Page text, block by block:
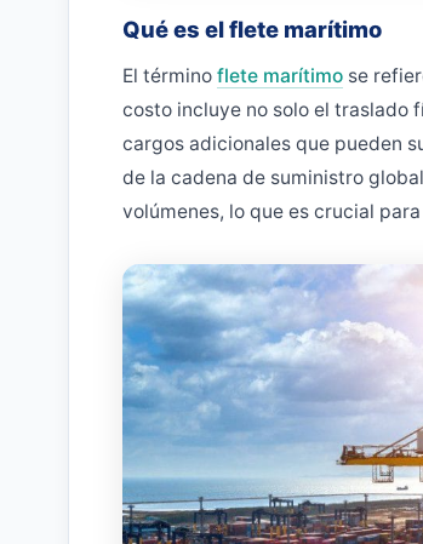
Qué es el flete marítimo
El término flete marítimo se
costo incluye no solo el traslado
cargos adicionales que pueden
de la cadena de suministro
volúmenes, lo que es crucial